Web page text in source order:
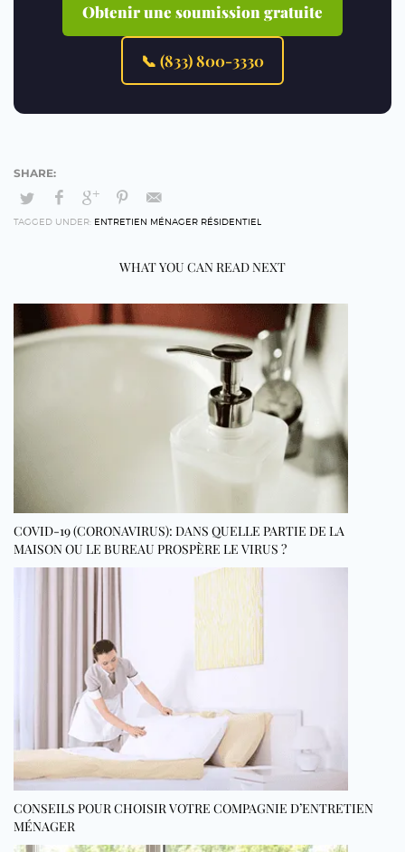
Obtenir une soumission gratuite
📞 (833) 800-3330
TAGGED UNDER: ENTRETIEN MÉNAGER RÉSIDENTIEL
WHAT YOU CAN READ NEXT
COVID-19 (CORONAVIRUS): DANS QUELLE PARTIE DE LA
MAISON OU LE BUREAU PROSPÈRE LE VIRUS ?
CONSEILS POUR CHOISIR VOTRE COMPAGNIE D’ENTRETIEN
MÉNAGER